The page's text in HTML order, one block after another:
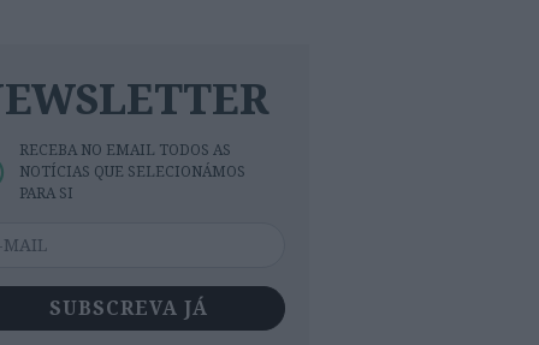
RECEBA NO EMAIL TODOS AS
NOTÍCIAS QUE SELECIONÁMOS
PARA SI
SUBSCREVA JÁ